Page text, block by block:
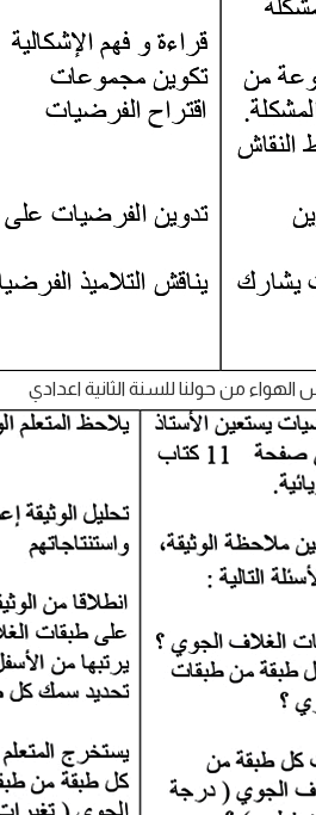
الهواء من حولنا للسنة الثانية اعدادي